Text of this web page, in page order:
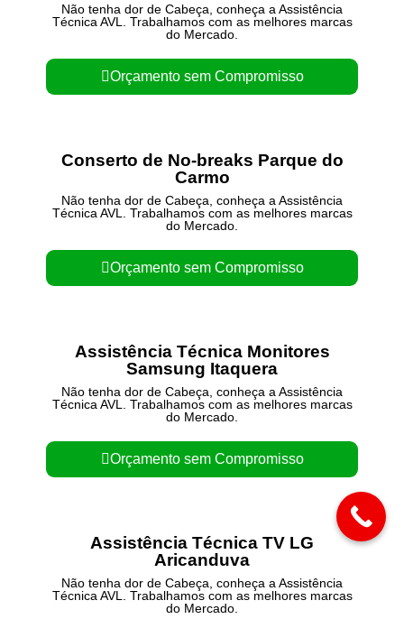
Não tenha dor de Cabeça, conheça a Assistência
Técnica AVL. Trabalhamos com as melhores marcas
do Mercado.
Orçamento sem Compromisso
Conserto de No-breaks Parque do
Carmo
Não tenha dor de Cabeça, conheça a Assistência
Técnica AVL. Trabalhamos com as melhores marcas
do Mercado.
Orçamento sem Compromisso
Assistência Técnica Monitores
Samsung Itaquera
Não tenha dor de Cabeça, conheça a Assistência
Técnica AVL. Trabalhamos com as melhores marcas
do Mercado.
Orçamento sem Compromisso
Assistência Técnica TV LG
Aricanduva
Não tenha dor de Cabeça, conheça a Assistência
Técnica AVL. Trabalhamos com as melhores marcas
do Mercado.